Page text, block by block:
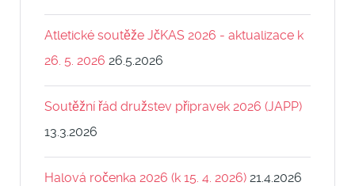
Atletické soutěže JčKAS 2026 - aktualizace k
26. 5. 2026 26.5.2026
Soutěžní řád družstev přípravek 2026 (JAPP)
13.3.2026
Halová ročenka 2026 (k 15. 4. 2026) 21.4.2026